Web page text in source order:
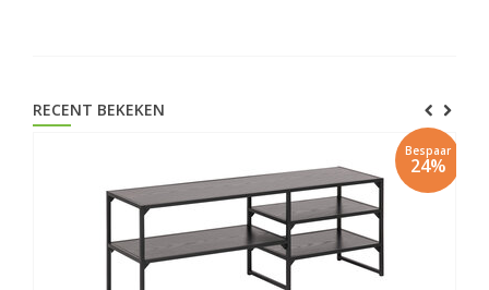
RECENT BEKEKEN
Bespaar
24%